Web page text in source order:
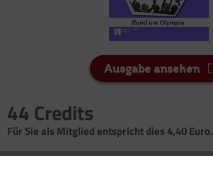
Ausgabe ansehen
44 Credits
Für Sie als Mitglied entspricht dies 4,40 Euro.